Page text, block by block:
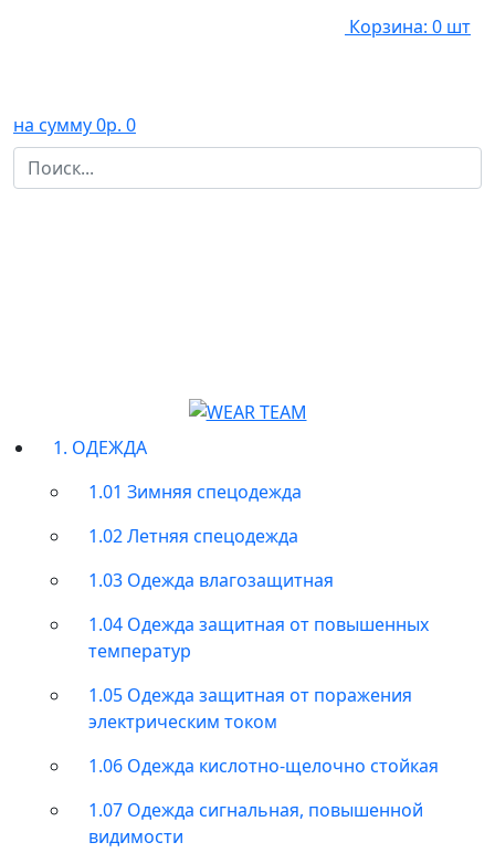
Корзина: 0 шт
на сумму 0р. 0
1. ОДЕЖДА
1.01 Зимняя спецодежда
1.02 Летняя спецодежда
1.03 Одежда влагозащитная
1.04 Одежда защитная от повышенных
температур
1.05 Одежда защитная от поражения
электрическим током
1.06 Одежда кислотно-щелочно стойкая
1.07 Одежда сигнальная, повышенной
видимости